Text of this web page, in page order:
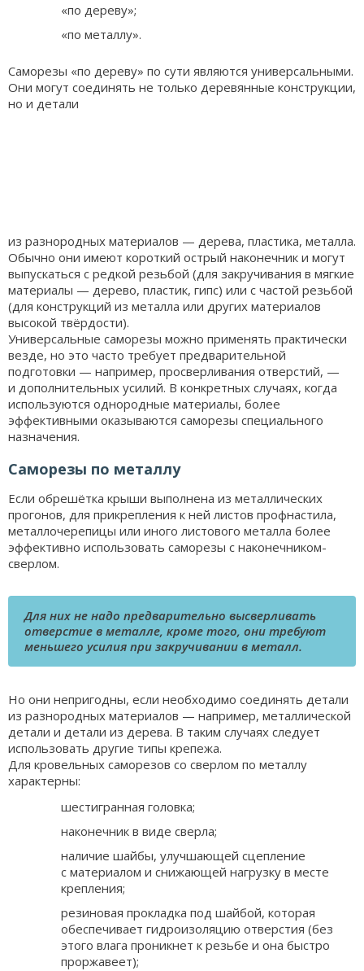
«по дереву»;
«по металлу».
Саморезы «по дереву» по сути являются универсальными.
Они могут соединять не только деревянные конструкции,
но и детали
из разнородных материалов — дерева, пластика, металла.
Обычно они имеют короткий острый наконечник и могут
выпускаться с редкой резьбой (для закручивания в мягкие
материалы — дерево, пластик, гипс) или с частой резьбой
(для конструкций из металла или других материалов
высокой твёрдости).
Универсальные саморезы можно применять практически
везде, но это часто требует предварительной
подготовки — например, просверливания отверстий, —
и дополнительных усилий. В конкретных случаях, когда
используются однородные материалы, более
эффективными оказываются саморезы специального
назначения.
Саморезы по металлу
Если обрешётка крыши выполнена из металлических
прогонов, для прикрепления к ней листов профнастила,
металлочерепицы или иного листового металла более
эффективно использовать саморезы с наконечником-
сверлом.
Для них не надо предварительно высверливать
отверстие в металле, кроме того, они требуют
меньшего усилия при закручивании в металл.
Но они непригодны, если необходимо соединять детали
из разнородных материалов — например, металлической
детали и детали из дерева. В таким случаях следует
использовать другие типы крепежа.
Для кровельных саморезов со сверлом по металлу
характерны:
шестигранная головка;
наконечник в виде сверла;
наличие шайбы, улучшающей сцепление
с материалом и снижающей нагрузку в месте
крепления;
резиновая прокладка под шайбой, которая
обеспечивает гидроизоляцию отверстия (без
этого влага проникнет к резьбе и она быстро
проржавеет);